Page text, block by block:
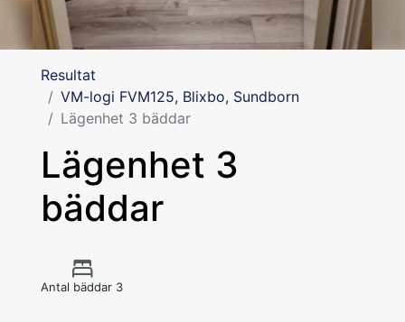
Resultat
VM-logi FVM125, Blixbo, Sundborn
Lägenhet 3 bäddar
Lägenhet 3
bäddar
Antal bäddar 3